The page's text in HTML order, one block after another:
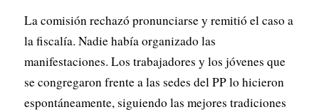
La comisión rechazó pronunciarse y remitió el caso a
la fiscalía. Nadie había organizado las
manifestaciones. Los trabajadores y los jóvenes que
se congregaron frente a las sedes del PP lo hicieron
espontáneamente, siguiendo las mejores tradiciones